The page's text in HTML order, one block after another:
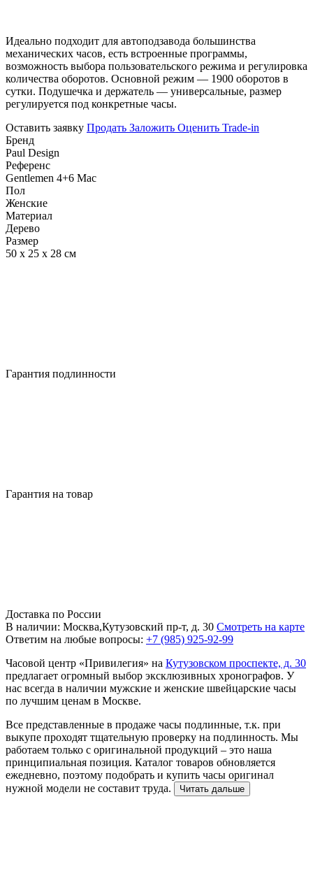
Идеально подходит для автоподзавода большинства
механических часов, есть встроенные программы,
возможность выбора пользовательского режима и регулировка
количества оборотов. Основной режим — 1900 оборотов в
сутки. Подушечка и держатель — универсальные, размер
регулируется под конкретные часы.
Оставить заявку Продать Заложить Оценить Trade-in
Бренд
Paul Design
Референс
Gentlemen 4+6 Mac
Пол
Женские
Материал
Дерево
Размер
50 х 25 х 28 см
Гарантия подлинности
Гарантия на товар
Доставка по России
В наличии: Москва,Кутузовский пр-т, д. 30 Смотреть на карте
Ответим на любые вопросы: +7 (985) 925-92-99
Часовой центр «Привилегия» на Кутузовском проспекте, д. 30
предлагает огромный выбор эксклюзивных хронографов. У
нас всегда в наличии мужские и женские швейцарские часы
по лучшим ценам в Москве.
Все представленные в продаже часы подлинные, т.к. при
выкупе проходят тщательную проверку на подлинность. Мы
работаем только с оригинальной продукций – это наша
принципиальная позиция. Каталог товаров обновляется
ежедневно, поэтому подобрать и купить часы оригинал
нужной модели не составит труда.
Читать дальше